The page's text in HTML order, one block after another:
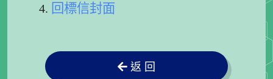
回標信封面
返 回